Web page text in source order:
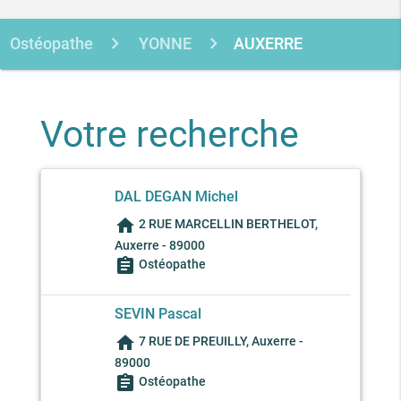
Ostéopathe YONNE AUXERRE
Votre recherche
DAL DEGAN Michel
home 2 RUE MARCELLIN BERTHELOT,
Auxerre - 89000
assignment Ostéopathe
SEVIN Pascal
home 7 RUE DE PREUILLY, Auxerre -
89000
assignment Ostéopathe